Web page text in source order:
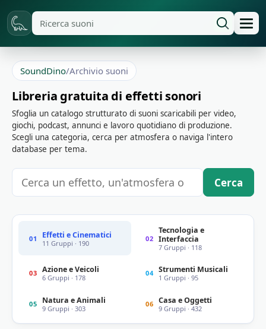
SoundDino/Archivio suoni
Libreria gratuita di effetti sonori
Sfoglia un catalogo strutturato di suoni scaricabili per video,
giochi, podcast, annunci e lavoro quotidiano di produzione.
Scegli una categoria, cerca per atmosfera o naviga l'intero
database per tema.
Cerca
01 Effetti e Cinematici
11 Gruppi · 190
02
Tecnologia e
Interfaccia
7 Gruppi · 118
03 Azione e Veicoli
6 Gruppi · 178
04 Strumenti Musicali
1 Gruppi · 95
05 Natura e Animali
9 Gruppi · 303
06 Casa e Oggetti
9 Gruppi · 432